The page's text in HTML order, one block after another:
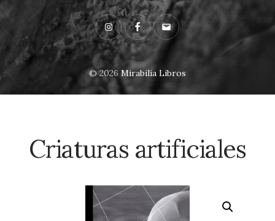
InstagramFacebook
Email
© 2026 Mirabilia Libros
Criaturas artificiales